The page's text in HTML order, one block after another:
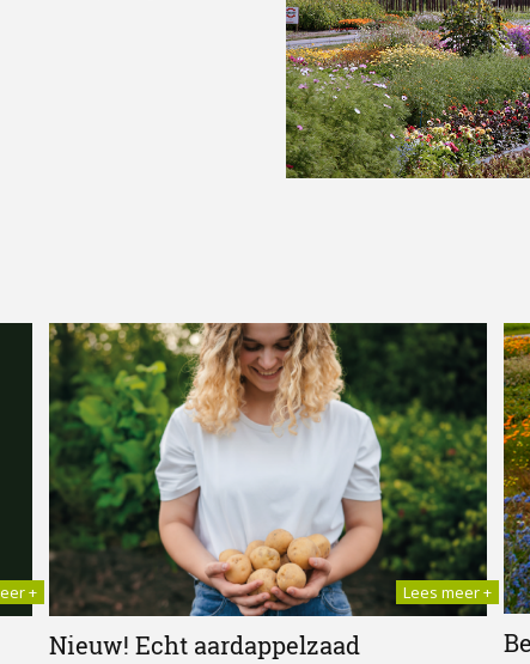
+
+ read more +
Lees meer +
Nieuw! Echt aardappelzaad